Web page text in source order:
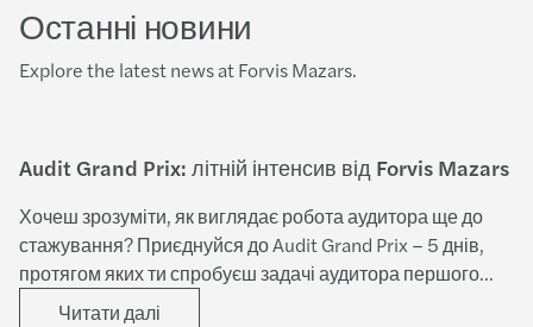
Останні новини
Explore the latest news at Forvis Mazars.
Audit Grand Prix: літній інтенсив від Forvis Mazars
Хочеш зрозуміти, як виглядає робота аудитора ще до
стажування? Приєднуйся до Audit Grand Prix – 5 днів,
протягом яких ти спробуєш задачі аудитора першого
року і зрозумієш, чи підходить тобі цей кар’єрний шлях.
Читати далі